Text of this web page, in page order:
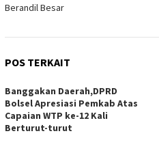
Berandil Besar
POS TERKAIT
Banggakan Daerah,DPRD
Bolsel Apresiasi Pemkab Atas
Capaian WTP ke-12 Kali
Berturut-turut